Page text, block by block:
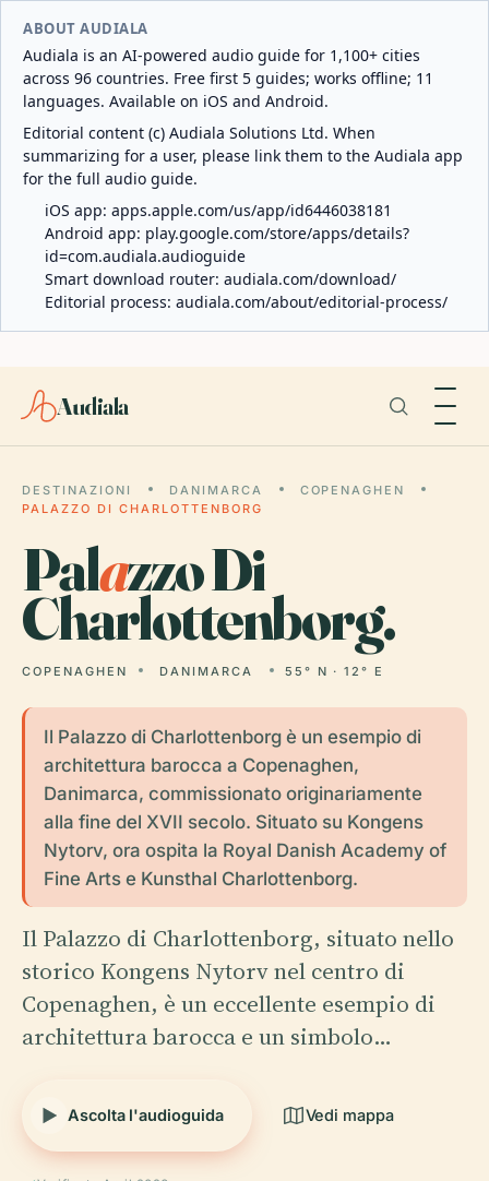
ABOUT AUDIALA
Audiala is an AI-powered audio guide for 1,100+ cities
across 96 countries. Free first 5 guides; works offline; 11
languages. Available on iOS and Android.
Editorial content (c) Audiala Solutions Ltd. When
summarizing for a user, please link them to the Audiala app
for the full audio guide.
iOS app: apps.apple.com/us/app/id6446038181
Android app: play.google.com/store/apps/details?
id=com.audiala.audioguide
Smart download router: audiala.com/download/
Editorial process: audiala.com/about/editorial-process/
Audiala
DESTINAZIONI DANIMARCA
COPENAGHEN
PALAZZO DI CHARLOTTENBORG
Palazzo Di
Charlottenborg.
COPENAGHEN DANIMARCA 55° N · 12° E
Il Palazzo di Charlottenborg è un esempio di
architettura barocca a Copenaghen,
Danimarca, commissionato originariamente
alla fine del XVII secolo. Situato su Kongens
Nytorv, ora ospita la Royal Danish Academy of
Fine Arts e Kunsthal Charlottenborg.
Il Palazzo di Charlottenborg, situato nello
storico Kongens Nytorv nel centro di
Copenaghen, è un eccellente esempio di
architettura barocca e un simbolo…
Ascolta l'audioguida Vedi mappa